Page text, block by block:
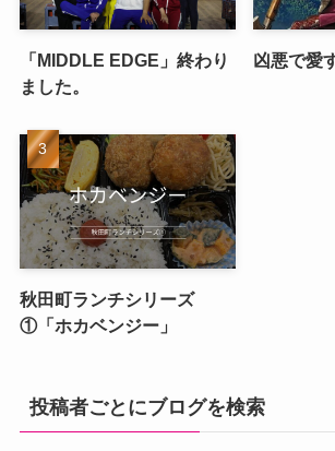
「MIDDLE EDGE」終わり
ました。
凶悪で愛
秋田町ランチシリーズ
①「ホカベンジー」
投稿者ごとにブログを検索